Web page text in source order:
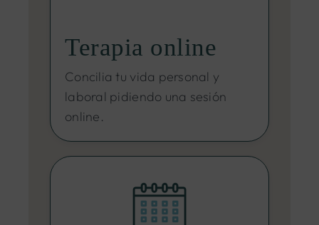
Terapia online
Concilia tu vida personal y
laboral pidiendo una sesión
online.